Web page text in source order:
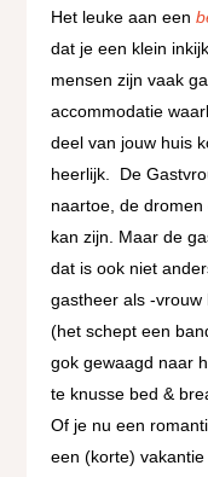
Het leuke aan een
dat je een klein
mensen zijn vaak
accommodatie
deel van jouw huis
heerlijk. De
naartoe, de
kan zijn. Maar de
dat is ook niet
gastheer als -
(het schept een
gok gewaagd naar
te knusse bed &
Of je nu een
een (korte)